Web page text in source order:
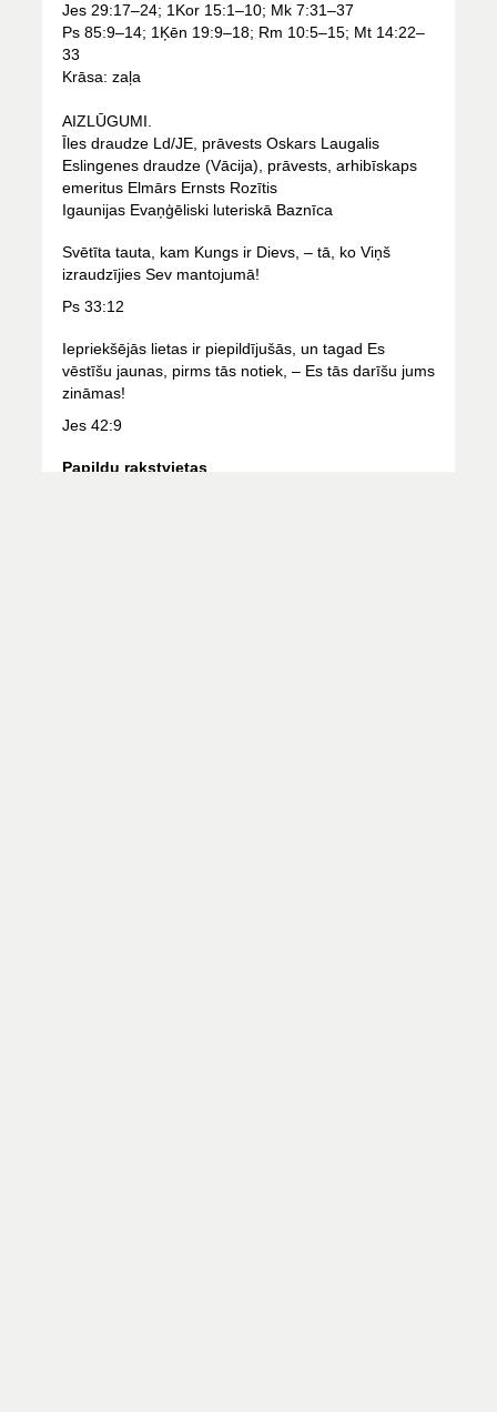
Jes 29:17–24; 1Kor 15:1–10; Mk 7:31–37
Ps 85:9–14; 1Ķēn 19:9–18; Rm 10:5–15; Mt 14:22–
33
Krāsa: zaļa
AIZLŪGUMI.
Īles draudze Ld/JE, prāvests Oskars Laugalis
Eslingenes draudze (Vācija), prāvests, arhibīskaps
emeritus Elmārs Ernsts Rozītis
Igaunijas Evaņģēliski luteriskā Baznīca
Svētīta tauta, kam Kungs ir Dievs, – tā, ko Viņš
izraudzījies Sev mantojumā!
Ps 33:12
Iepriekšējās lietas ir piepildījušās, un tagad Es
vēstīšu jaunas, pirms tās notiek, – Es tās darīšu jums
zināmas!
Jes 42:9
Papildu rakstvietas